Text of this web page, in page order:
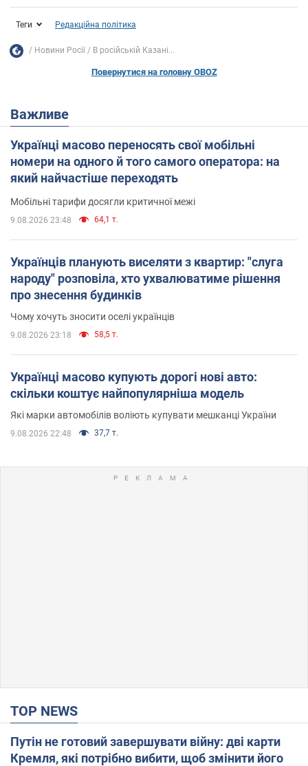
Теги Редакційна політика
Новини Росії В російській Казані...
Повернутися на головну OBOZ
Важливе
Українці масово переносять свої мобільні
номери на одного й того самого оператора: на
який найчастіше переходять
Мобільні тарифи досягли критичної межі
9.08.2026 23:48 64,1 т.
Українців планують виселяти з квартир: "слуга
народу" розповіла, хто ухвалюватиме рішення
про знесення будинків
Чому хочуть зносити оселі українців
9.08.2026 23:18 58,5 т.
Українці масово купують дорогі нові авто:
скільки коштує найпопулярніша модель
Які марки автомобілів воліють купувати мешканці України
9.08.2026 22:48 37,7 т.
TOP NEWS
Путін не готовий завершувати війну: дві карти
Кремля, які потрібно вибити, щоб змінити його